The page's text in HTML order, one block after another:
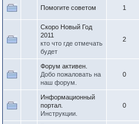
Помогите советом 1
Скоро Новый Год
2011
кто что где отмечать
будет
2
Форум активен.
Добо пожаловать на
наш форум.
0
Информационный
портал.
Инструкции.
0